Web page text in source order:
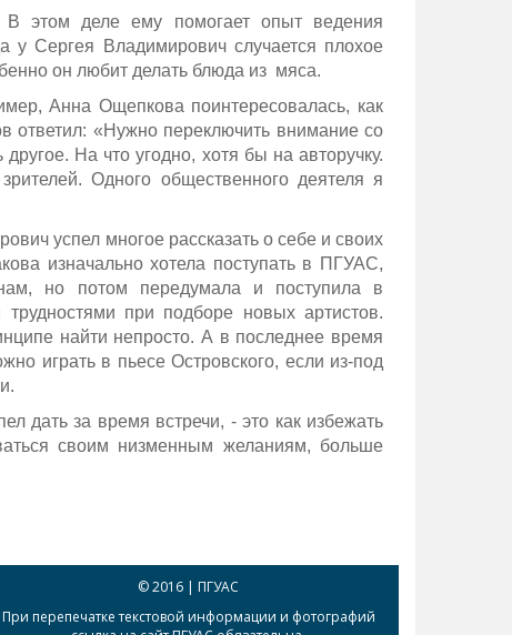
этом деле ему помогает опыт ведения
у Сергея Владимирович случается плохое
он любит делать блюда из мяса.
Анна Ощепкова поинтересовалась, как
ответил: «Нужно переключить внимание со
На что угодно, хотя бы на авторучку.
Одного общественного деятеля я
успел многое рассказать о себе и своих
изначально хотела поступать в ПГУАС,
но потом передумала и поступила в
при подборе новых артистов.
найти непросто. А в последнее время
играть в пьесе Островского, если из-под
дать за время встречи, - это как избежать
своим низменным желаниям, больше
© 2016 | ПГУАС
При перепечатке текстовой информации и фотографий